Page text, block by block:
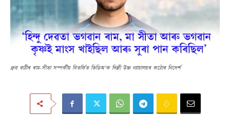
ধ্ৰুৱ ৰাঠীৰ ৰাম-সীতা সম্পৰ্কীয় বিতৰ্কিত ভিডিঅ'ক দিল্লী উচ্চ ন্যায়ালয়ৰ কঠোৰ নিদেৰ্শ